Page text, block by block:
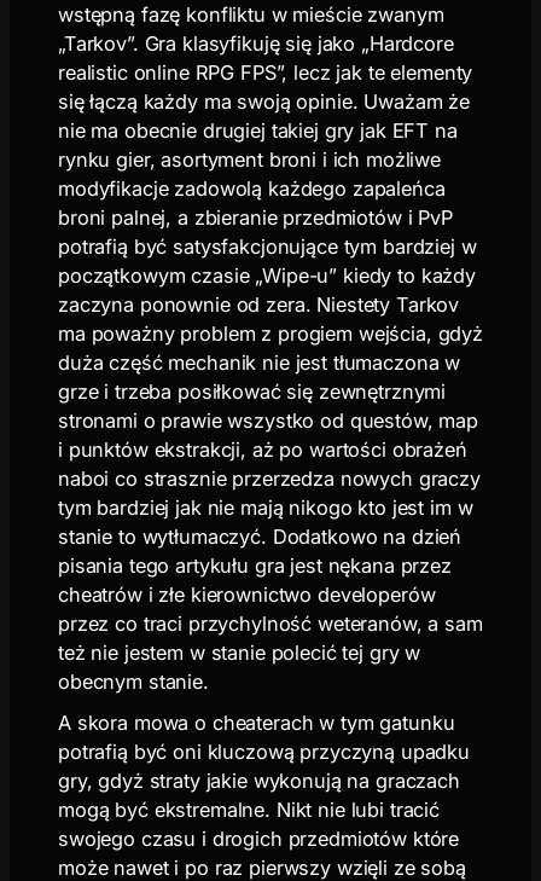
wstępną fazę konfliktu w mieście zwanym
„Tarkov”. Gra klasyfikuję się jako „Hardcore
realistic online RPG FPS”, lecz jak te elementy
się łączą każdy ma swoją opinie. Uważam że
nie ma obecnie drugiej takiej gry jak EFT na
rynku gier, asortyment broni i ich możliwe
modyfikacje zadowolą każdego zapaleńca
broni palnej, a zbieranie przedmiotów i PvP
potrafią być satysfakcjonujące tym bardziej w
początkowym czasie „Wipe-u” kiedy to każdy
zaczyna ponownie od zera. Niestety Tarkov
ma poważny problem z progiem wejścia, gdyż
duża część mechanik nie jest tłumaczona w
grze i trzeba posiłkować się zewnętrznymi
stronami o prawie wszystko od questów, map
i punktów ekstrakcji, aż po wartości obrażeń
naboi co strasznie przerzedza nowych graczy
tym bardziej jak nie mają nikogo kto jest im w
stanie to wytłumaczyć. Dodatkowo na dzień
pisania tego artykułu gra jest nękana przez
cheatrów i złe kierownictwo developerów
przez co traci przychylność weteranów, a sam
też nie jestem w stanie polecić tej gry w
obecnym stanie.
A skora mowa o cheaterach w tym gatunku
potrafią być oni kluczową przyczyną upadku
gry, gdyż straty jakie wykonują na graczach
mogą być ekstremalne. Nikt nie lubi tracić
swojego czasu i drogich przedmiotów które
może nawet i po raz pierwszy wzięli ze sobą